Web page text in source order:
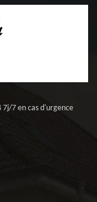
7 en cas d'urgence